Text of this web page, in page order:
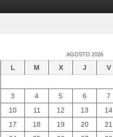
AGOSTO 2026
L M X J V
3
4 5 6 7
10
11 12 13 14
17
18 19 20 21